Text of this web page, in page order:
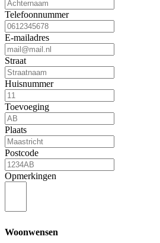
Telefoonnummer
E-mailadres
Straat
Huisnummer
Toevoeging
Plaats
Postcode
Opmerkingen
Woonwensen